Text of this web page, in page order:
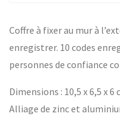
Coffre à fixer au mur à
enregistrer. 10 codes
personnes de confiance
Dimensions : 10,5 x 6,5 x 6
Alliage de zinc et